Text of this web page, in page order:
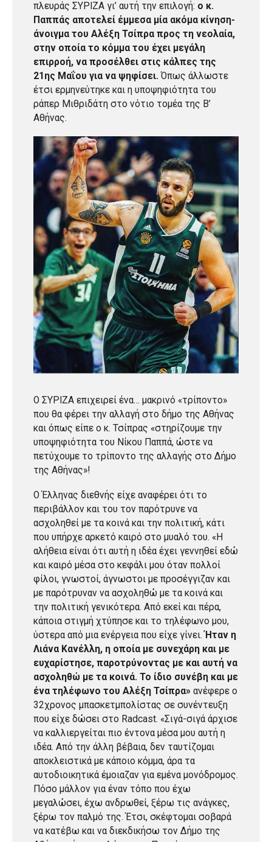
πλευράς ΣΥΡΙΖΑ γι’ αυτή την επιλογή: ο κ.
Παππάς αποτελεί έμμεσα μία ακόμα κίνηση-
άνοιγμα του Αλέξη Τσίπρα προς τη νεολαία,
στην οποία το κόμμα του έχει μεγάλη
επιρροή, να προσέλθει στις κάλπες της
21ης Μαΐου για να ψηφίσει. Όπως άλλωστε
έτσι ερμηνεύτηκε και η υποψηφιότητα του
ράπερ Μιθριδάτη στο νότιο τομέα της Β’
Αθήνας.
Ο ΣΥΡΙΖΑ επιχειρεί ένα… μακρινό «τρίποντο»
που θα φέρει την αλλαγή στο δήμο της Αθήνας
και όπως είπε ο κ. Τσίπρας «στηρίζουμε την
υποψηφιότητα του Νίκου Παππά, ώστε να
πετύχουμε το τρίποντο της αλλαγής στο Δήμο
της Αθήνας»!
Ο Έλληνας διεθνής είχε αναφέρει ότι το
περιβάλλον και του τον παρότρυνε να
ασχοληθεί με τα κοινά και την πολιτική, κάτι
που υπήρχε αρκετό καιρό στο μυαλό του. «Η
αλήθεια είναι ότι αυτή η ιδέα έχει γεννηθεί εδώ
και καιρό μέσα στο κεφάλι μου όταν πολλοί
φίλοι, γνωστοί, άγνωστοι με προσέγγιζαν και
με παρότρυναν να ασχοληθώ με τα κοινά και
την πολιτική γενικότερα. Από εκεί και πέρα,
κάποια στιγμή χτύπησε και το τηλέφωνο μου,
ύστερα από μια ενέργεια που είχε γίνει.Ήταν η
Λιάνα Κανέλλη, η οποία με συνεχάρη και με
ευχαρίστησε, παροτρύνοντας με και αυτή να
ασχοληθώ με τα κοινά. Το ίδιο συνέβη και με
ένα τηλέφωνο του Αλέξη Τσίπρα» ανέφερε ο
32χρονος μπασκετμπολίστας σε συνέντευξη
που είχε δώσει στο Radcast. «Σιγά-σιγά άρχισε
να καλλιεργείται πιο έντονα μέσα μου αυτή η
ιδέα. Από την άλλη βέβαια, δεν ταυτίζομαι
αποκλειστικά με κάποιο κόμμα, άρα τα
αυτοδιοικητικά έμοιαζαν για εμένα μονόδρομος.
Πόσο μάλλον για έναν τόπο που έχω
μεγαλώσει, έχω ανδρωθεί, ξέρω τις ανάγκες,
ξέρω τον παλμό της. Έτσι, σκέφτομαι σοβαρά
να κατέβω και να διεκδικήσω τον Δήμο της